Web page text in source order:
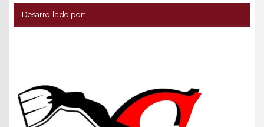
Desarrollado por: